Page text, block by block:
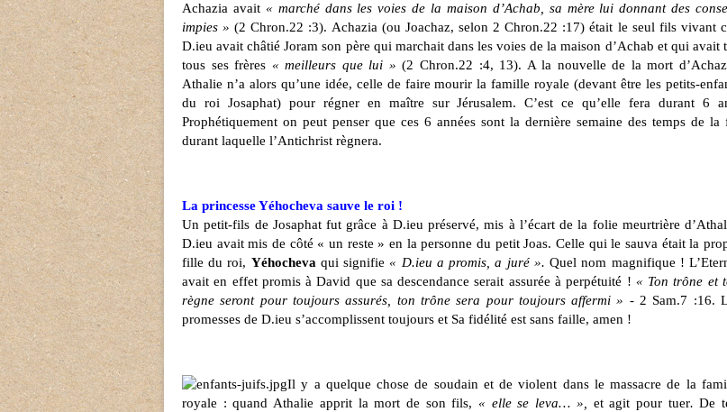
Achazia avait « marché dans les voies de la maison d’Achab, sa mère lui donnant des
impies » (2 Chron.22 :3). Achazia (ou Joachaz, selon 2 Chron.22 :17) était le seul fils vivant
D.ieu avait châtié Joram son père qui marchait dans les voies de la maison d’Achab et qui avait
tous ses frères « meilleurs que lui » (2 Chron.22 :4, 13). A la nouvelle de la mort
Athalie n’a alors qu’une idée, celle de faire mourir la famille royale (devant être les petits-
du roi Josaphat) pour régner en maître sur Jérusalem. C’est ce qu’elle fera durant 6
Prophétiquement on peut penser que ces 6 années sont la dernière semaine des temps de la
durant laquelle l’Antichrist règnera.
La princesse Yéhocheva sauve le roi !
Un petit-fils de Josaphat fut grâce à D.ieu préservé, mis à l’écart de la folie meurtrière
D.ieu avait mis de côté « un reste » en la personne du petit Joas. Celle qui le sauva était la
fille du roi, Yéhocheva qui signifie« D.ieu a promis, a juré ». Quel nom magnifique !
avait en effet promis à David que sa descendance serait assurée à perpétuité ! « Ton trône et
règne seront pour toujours assurés, ton trône sera pour toujours affermi » - 2 Sam.7 :16.
promesses de D.ieu s’accomplissent toujours et Sa fidélité est sans faille, amen !
Il y a quelque chose de soudain et de violent dans le massacre de la
royale : quand Athalie apprit la mort de son fils, « elle se leva… », et agit pour tuer. De